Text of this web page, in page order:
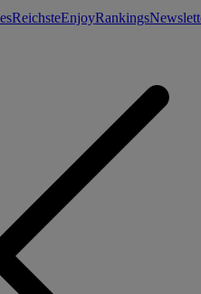
ReichsteEnjoyRankings